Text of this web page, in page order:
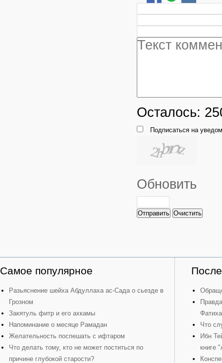
Осталось:
Подписаться на
Обновить
Отправить Очистить
Самое популярное
Разьяснение шейха Абдуллаха ас-Сада о сьезде в
Грозном
Закятуль фитр и его ахкамы
Напоминание о месяце Рамадан
Желательность поспешать с ифтаром
Что делать тому, кто не может поститься по
причине глубокой старости?
Что
Ибн
книге